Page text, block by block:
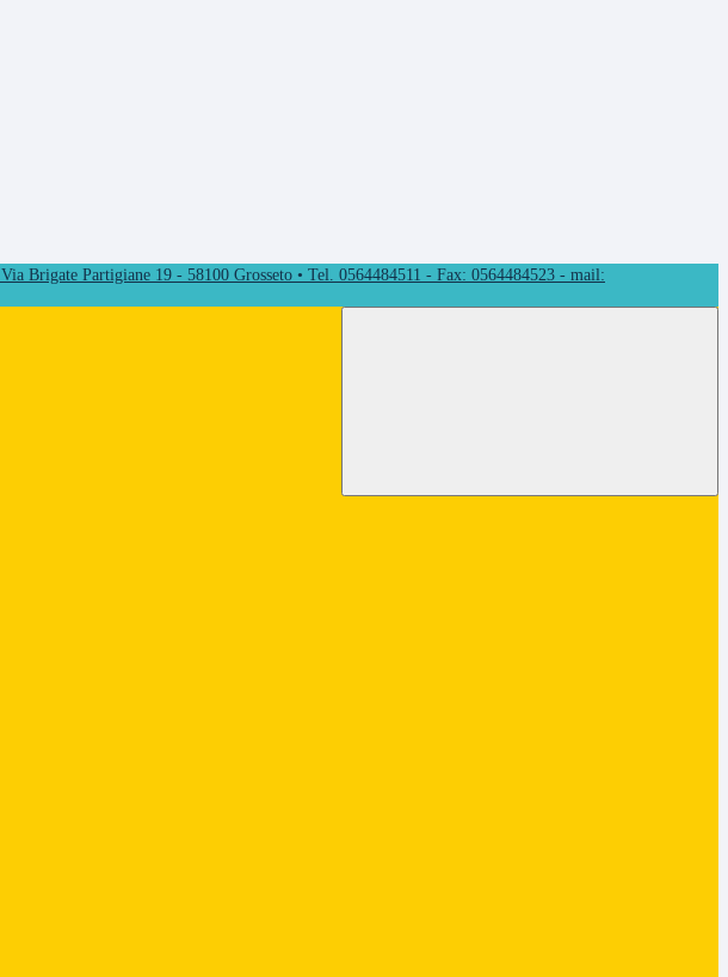
Via Brigate Partigiane 19 - 58100 Grosseto • Tel. 0564484511 - Fax: 0564484523 - mail: